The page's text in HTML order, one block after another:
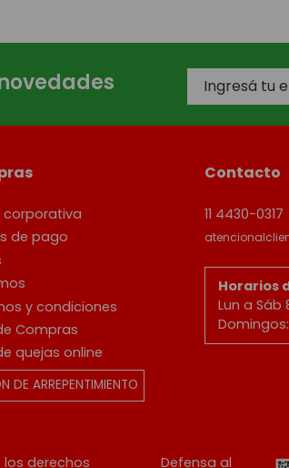
corporativa
de pago
y condiciones
Compras
quejas online
DE ARREPENTIMIENTO
Contacto
11 4430-0317
Horarios
Lun a Sáb
Domingos:
derechos Defensa al